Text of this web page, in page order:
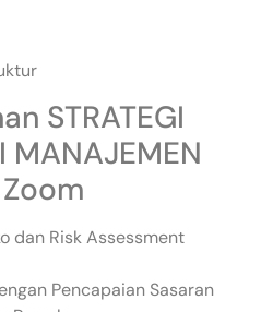
STRATEGI
MANAJEMEN
dan Risk Assessment
Pencapaian Sasaran